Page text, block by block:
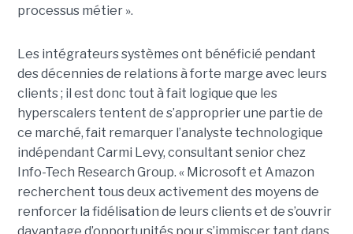
processus métier ».
Les intégrateurs systèmes ont bénéficié pendant
des décennies de relations à forte marge avec leurs
clients ; il est donc tout à fait logique que les
hyperscalers tentent de s’approprier une partie de
ce marché, fait remarquer l’analyste technologique
indépendant Carmi Levy, consultant senior chez
Info-Tech Research Group. « Microsoft et Amazon
recherchent tous deux activement des moyens de
renforcer la fidélisation de leurs clients et de s’ouvrir